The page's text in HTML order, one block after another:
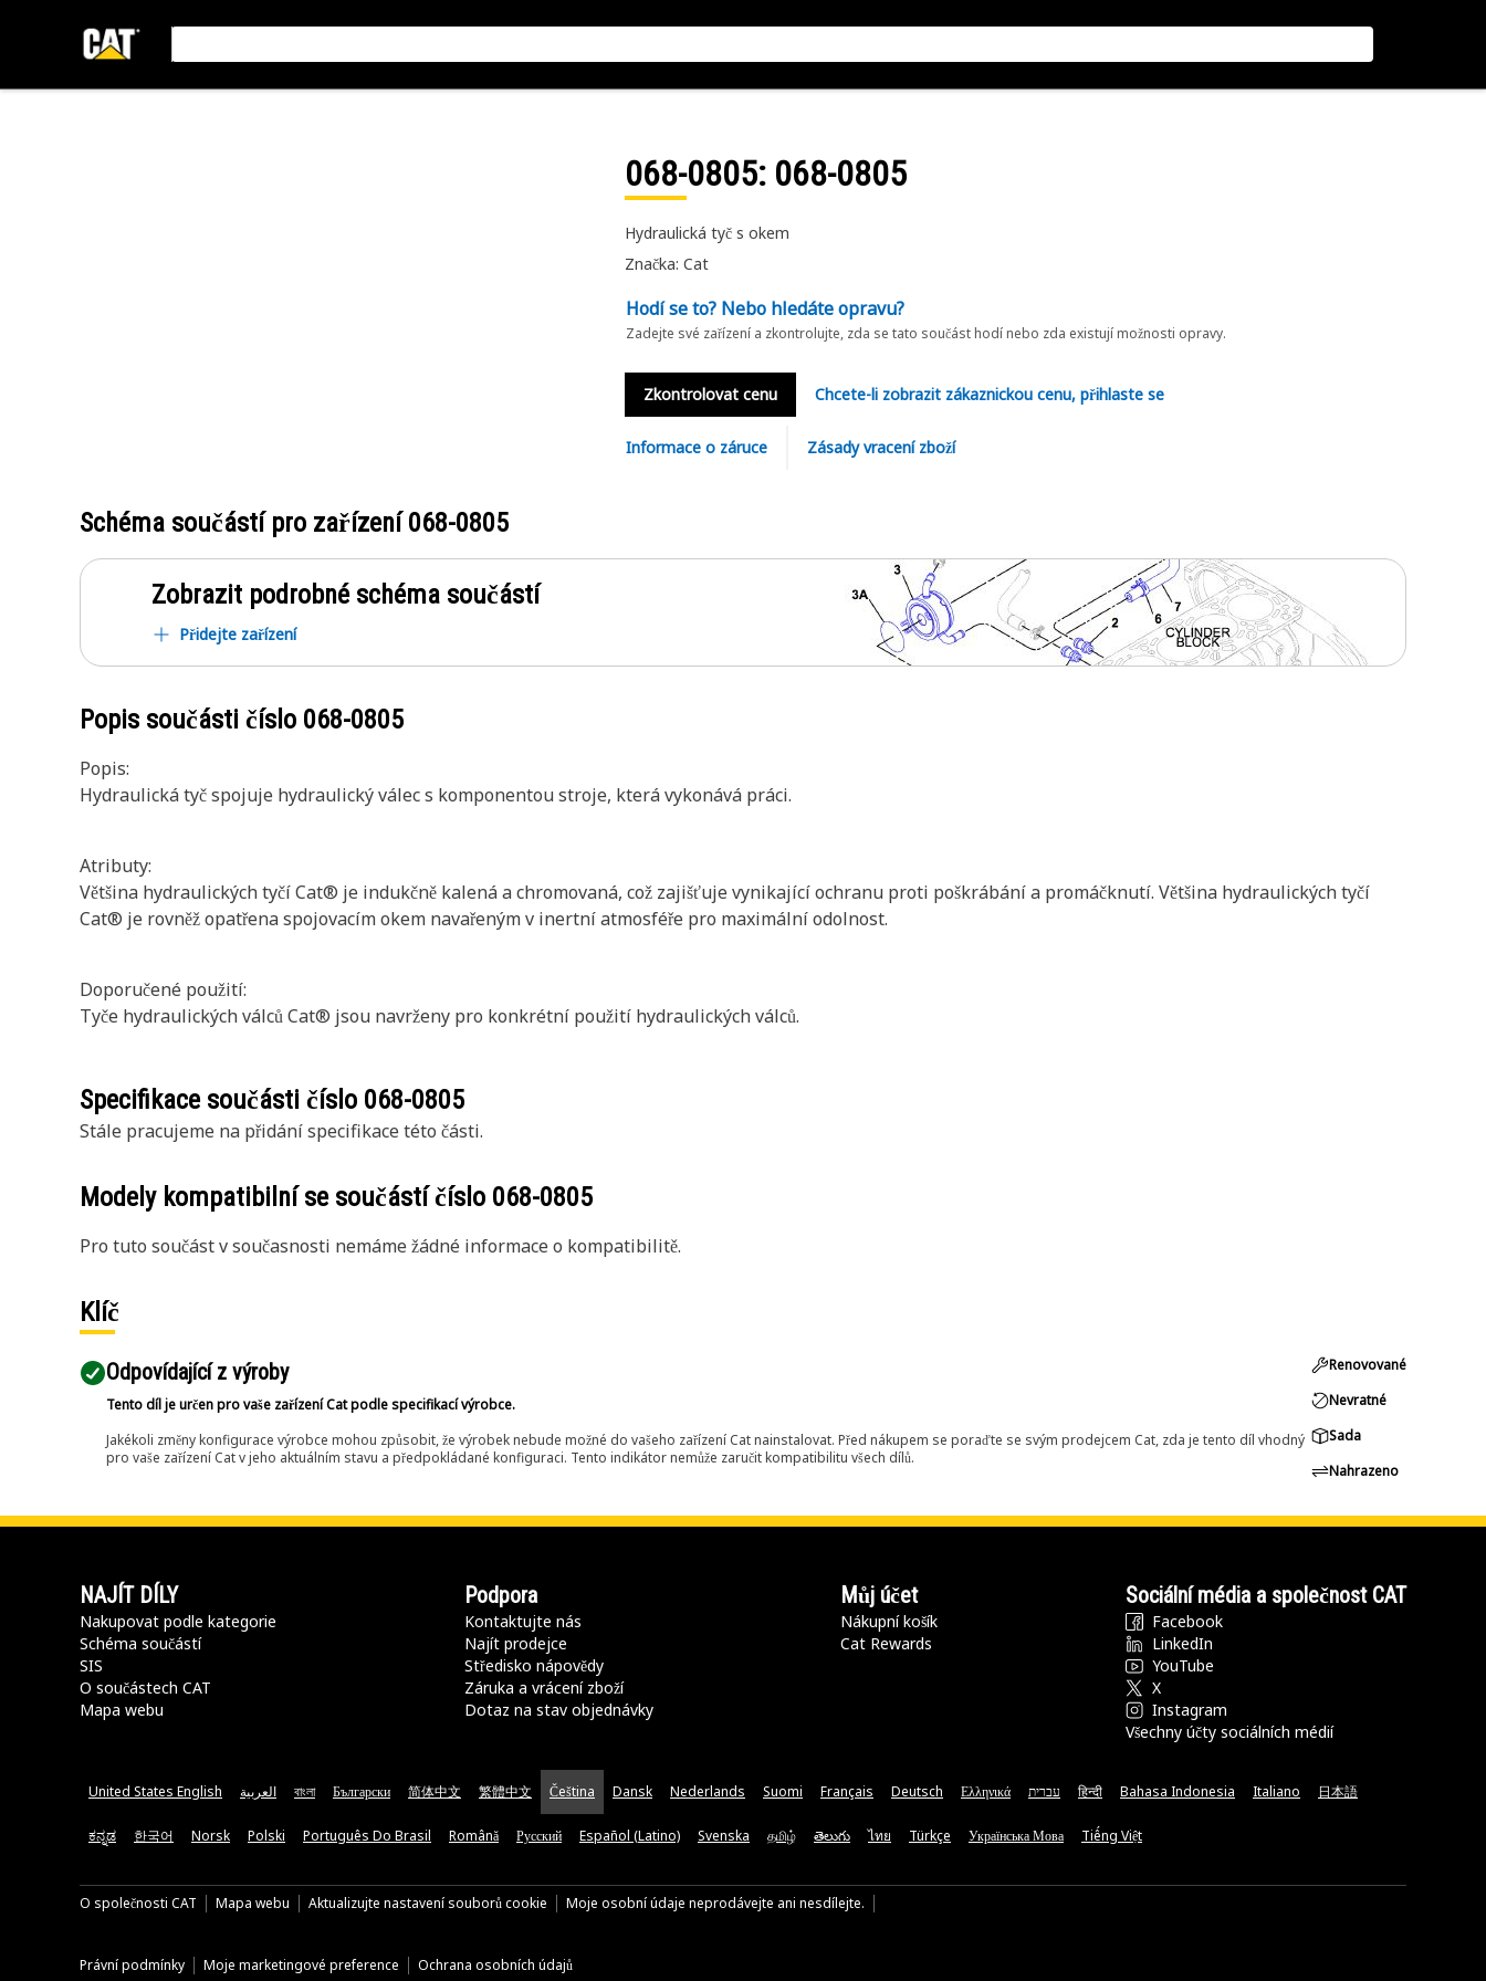
068-0805: 068-0805
Hydraulická tyč s okem
Značka: Cat
Hodí se to? Nebo hledáte opravu?
Zadejte své zařízení a zkontrolujte, zda se tato součást hodí nebo zda existují možnosti opravy.
Zkontrolovat cenu Chcete-li zobrazit zákaznickou cenu, přihlaste se
Informace o záruce Zásady vracení zboží
Schéma součástí pro zařízení068-0805
Zobrazit podrobné schéma součástí
Přidejte zařízení
Popis součásti číslo 068-0805
Popis:
Hydraulická tyč spojuje hydraulický válec s komponentou stroje, která vykonává práci.
Atributy:
Většina hydraulických tyčí Cat® je indukčně kalená a chromovaná, což zajišťuje vynikající ochranu proti poškrábání a promáčknutí. Většina hydraulických tyčí
Cat® je rovněž opatřena spojovacím okem navařeným v inertní atmosféře pro maximální odolnost.
Doporučené použití:
Tyče hydraulických válců Cat® jsou navrženy pro konkrétní použití hydraulických válců.
Specifikace součásti číslo 068-0805
Stále pracujeme na přidání specifikace této části.
Modely kompatibilní se součástí číslo 068-0805
Pro tuto součást v současnosti nemáme žádné informace o kompatibilitě.
Klíč
Odpovídající z výroby
Tento díl je určen pro vaše zařízení Cat podle specifikací výrobce.
Jakékoli změny konfigurace výrobce mohou způsobit, že výrobek nebude možné do vašeho zařízení Cat nainstalovat. Před nákupem se poraďte se svým prodejcem Cat, zda je tento díl vhodný
pro vaše zařízení Cat v jeho aktuálním stavu a předpokládané konfiguraci. Tento indikátor nemůže zaručit kompatibilitu všech dílů.
Renovované
Nevratné
Sada
Nahrazeno
NAJÍT DÍLY
Nakupovat podle kategorie
Schéma součástí
SIS
O součástech CAT
Mapa webu
Podpora
Kontaktujte nás
Najít prodejce
Středisko nápovědy
Záruka a vrácení zboží
Dotaz na stav objednávky
Můj účet
Nákupní košík
Cat Rewards
Sociální média a společnost CAT
Facebook
LinkedIn
YouTube
X
Instagram
Všechny účty sociálních médií
United States English العربية বাংলা Български 简体中文 繁體中文 Čeština Dansk Nederlands Suomi Français Deutsch Ελληνικά עברית हिन्दी Bahasa Indonesia Italiano 日本語
ಕನ್ನಡ 한국어 Norsk Polski Português Do Brasil Română Русский Español (Latino) Svenska தமிழ் తెలుగు ไทย Türkçe Українська Мова Tiếng Việt
O společnosti CAT Mapa webu Aktualizujte nastavení souborů cookie Moje osobní údaje neprodávejte ani nesdílejte.
Právní podmínky Moje marketingové preference Ochrana osobních údajů